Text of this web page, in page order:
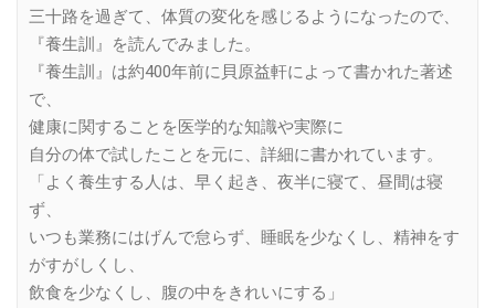
三十路を過ぎて、体質の変化を感じるようになったので、
『養生訓』を読んでみました。
『養生訓』は約400年前に貝原益軒によって書かれた著述
で、
健康に関することを医学的な知識や実際に
自分の体で試したことを元に、詳細に書かれています。
「よく養生する人は、早く起き、夜半に寝て、昼間は寝
ず、
いつも業務にはげんで怠らず、睡眠を少なくし、精神をす
がすがしくし、
飲食を少なくし、腹の中をきれいにする」